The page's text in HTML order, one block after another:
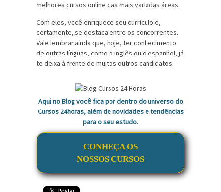
melhores cursos online das mais variadas áreas.
Com eles, você enriquece seu currículo e,
certamente, se destaca entre os concorrentes.
Vale lembrar ainda que, hoje, ter conhecimento
de outras línguas, como o inglês ou o espanhol, já
te deixa à frente de muitos outros candidatos.
Aqui no Blog você fica por dentro do universo do
Cursos 24horas, além de novidades e tendências
para o seu estudo.
CONHEÇA OS
NOSSOS CURSOS